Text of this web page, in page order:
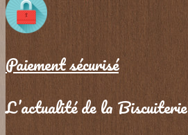
Paiement sécurisé
L’actualité de la Biscuiterie